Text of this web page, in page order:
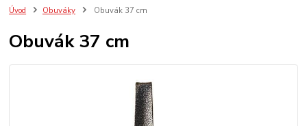
Úvod Obuváky Obuvák 37 cm
Obuvák 37 cm